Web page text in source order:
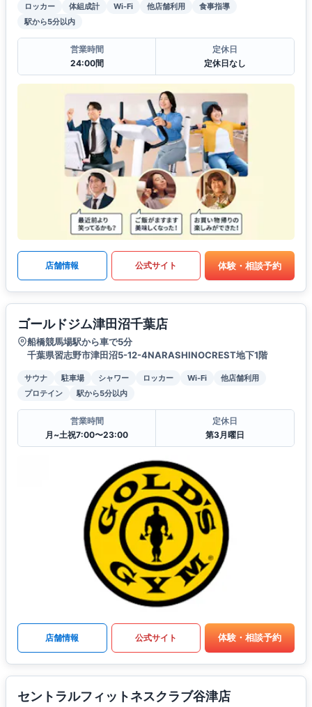
ロッカー 体組成計 Wi-Fi 他店舗利用
食事指導
駅から5分以内
営業時間
24:00間
定休日
定休日なし
店舗情報 公式サイト 体験・相談予約
ゴールドジム津田沼千葉店
船橋競馬場駅から車で5分
千葉県習志野市津田沼5-12-4NARASHINOCREST地下1階
サウナ 駐車場 シャワー ロッカー Wi-Fi
他店舗利用
プロテイン
駅から5分以内
営業時間
月~土祝7:00〜23:00
定休日
第3月曜日
店舗情報 公式サイト 体験・相談予約
セントラルフィットネスクラブ谷津店